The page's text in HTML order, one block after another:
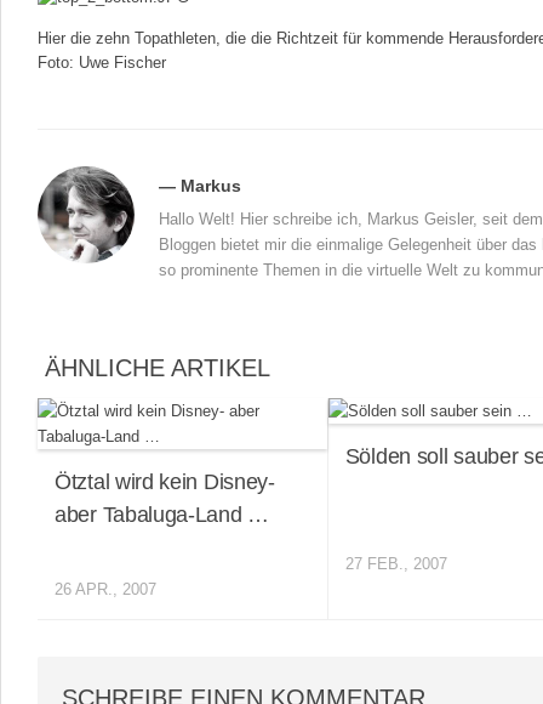
Hier die zehn Topathleten, die die Richtzeit für kommende
Foto: Uwe Fischer
— Markus
Hallo Welt! Hier schreibe ich, Markus Geisler, seit
Bloggen bietet mir die einmalige Gelegenheit über
so prominente Themen in die virtuelle Welt zu
ÄHNLICHE ARTIKEL
Ötztal wird kein Disney-
aber Tabaluga-Land …
26 APR., 2007
Sölden soll sauber
27 FEB., 2007
SCHREIBE EINEN KOMMENTAR